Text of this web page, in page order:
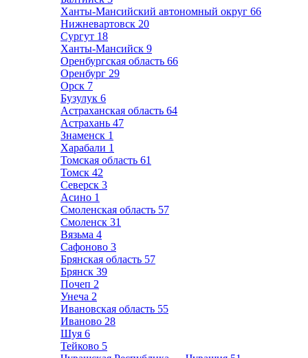
Ханты-Мансийский автономный округ 66
Нижневартовск 20
Сургут 18
Ханты-Мансийск 9
Оренбургская область 66
Оренбург 29
Орск 7
Бузулук 6
Астраханская область 64
Астрахань 47
Знаменск 1
Харабали 1
Томская область 61
Томск 42
Северск 3
Асино 1
Смоленская область 57
Смоленск 31
Вязьма 4
Сафоново 3
Брянская область 57
Брянск 39
Почеп 2
Унеча 2
Ивановская область 55
Иваново 28
Шуя 6
Тейково 5